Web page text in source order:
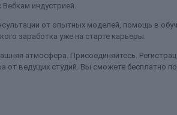
индустрией.
от опытных моделей, помощь в
заработка уже на старте карьеры.
атмосфера. Присоединяйтесь.
ведущих студий. Вы сможете бесплатно